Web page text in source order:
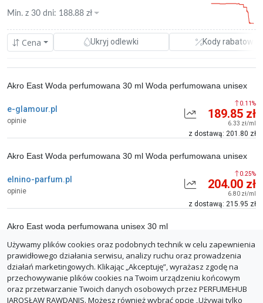
Cena Ukryj odlewki Kody rabatowe
Min. z 30 dni: 188.88 zł
e-glamour.pl
opinie
Akro East Woda perfumowana 30 ml Woda perfumowana unisex
189.85 zł
6.33 zł/ml
z dostawą: 201.80 zł
0.11%
elnino-parfum.pl
opinie
Akro East Woda perfumowana 30 ml Woda perfumowana unisex
204.00 zł
6.80 zł/ml
z dostawą: 215.95 zł
0.25%
notino.pl
opinie
Akro East woda perfumowana unisex 30 ml
287.50 zł
z dostawą: 296.40 zł
0.00%
ZGŁOŚ BŁĄD
Używamy plików cookies oraz podobnych technik w celu zapewnienia
prawidłowego działania serwisu, analizy ruchu oraz prowadzenia
działań marketingowych. Klikając „Akceptuję”, wyrażasz zgodę na
przechowywanie plików cookies na Twoim urządzeniu końcowym
oraz przetwarzanie Twoich danych osobowych przez PERFUMEHUB
JAROSŁAW RAWDANIS. Możesz również wybrać opcję „Używaj tylko